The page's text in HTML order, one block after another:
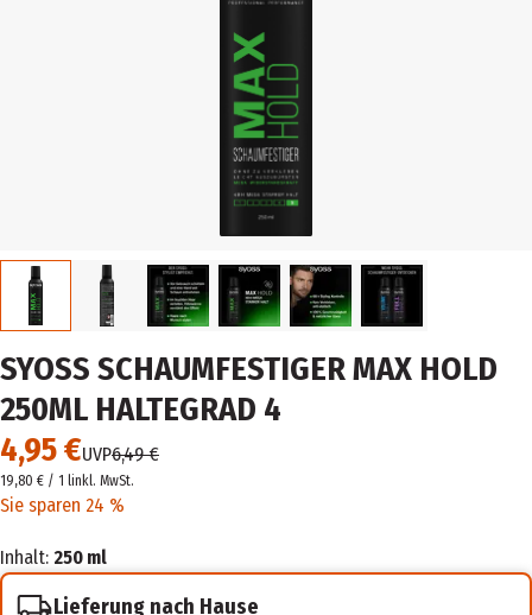
SYOSS SCHAUMFESTIGER MAX HOLD
250ML HALTEGRAD 4
4,95 €UVP6,49 €
19,80 € / 1 linkl. MwSt.
Sie sparen 24 %
Inhalt: 250 ml
Lieferung nach Hause